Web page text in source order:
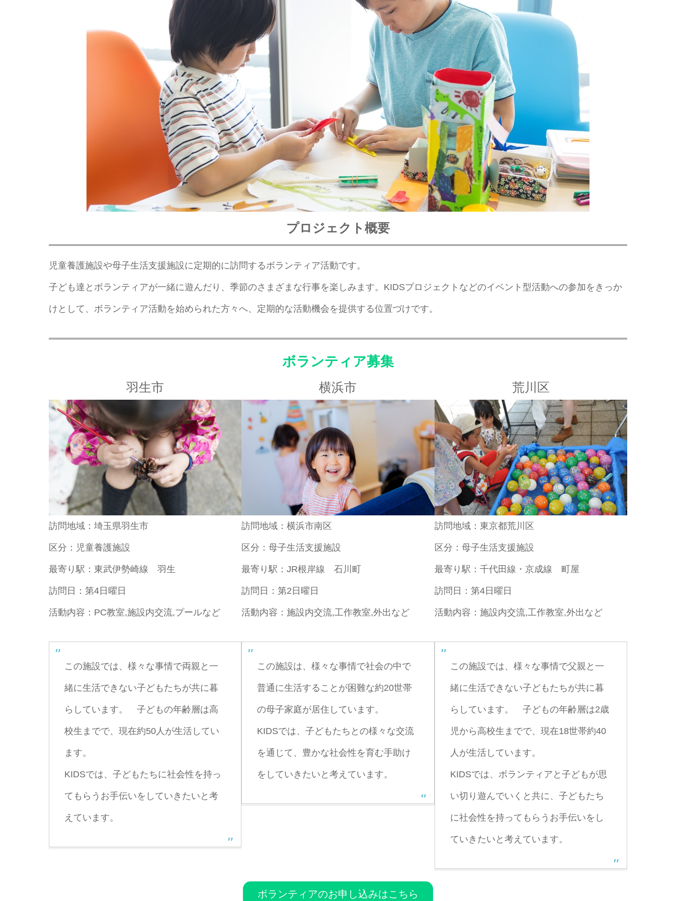
プロジェクト概要
児童養護施設や母子生活支援施設に定期的に訪問するボランティア活動です。
子ども達とボランティアが一緒に遊んだり、季節のさまざまな行事を楽しみます。KIDSプロジェクトなどのイベント型活動への参加をきっか
けとして、ボランティア活動を始められた方々へ、定期的な活動機会を提供する位置づけです。
ボランティア募集
羽生市
訪問地域：埼玉県羽生市
区分：児童養護施設
最寄り駅：東武伊勢崎線 羽生
訪問日：第4日曜日
活動内容：PC教室,施設内交流,プールなど
この施設では、様々な事情で両親と一
緒に生活できない子どもたちが共に暮
らしています。 子どもの年齢層は高
校生までで、現在約50人が生活してい
ます。
KIDSでは、子どもたちに社会性を持っ
てもらうお手伝いをしていきたいと考
えています。
横浜市
訪問地域：横浜市南区
区分：母子生活支援施設
最寄り駅：JR根岸線 石川町
訪問日：第2日曜日
活動内容：施設内交流,工作教室,外出など
この施設は、様々な事情で社会の中で
普通に生活することが困難な約20世帯
の母子家庭が居住しています。
KIDSでは、子どもたちとの様々な交流
を通じて、豊かな社会性を育む手助け
をしていきたいと考えています。
荒川区
訪問地域：東京都荒川区
区分：母子生活支援施設
最寄り駅：千代田線・京成線 町屋
訪問日：第4日曜日
活動内容：施設内交流,工作教室,外出など
この施設では、様々な事情で父親と一
緒に生活できない子どもたちが共に暮
らしています。 子どもの年齢層は2歳
児から高校生までで、現在18世帯約40
人が生活しています。
KIDSでは、ボランティアと子どもが思
い切り遊んでいくと共に、子どもたち
に社会性を持ってもらうお手伝いをし
ていきたいと考えています。
ボランティアのお申し込みはこちら